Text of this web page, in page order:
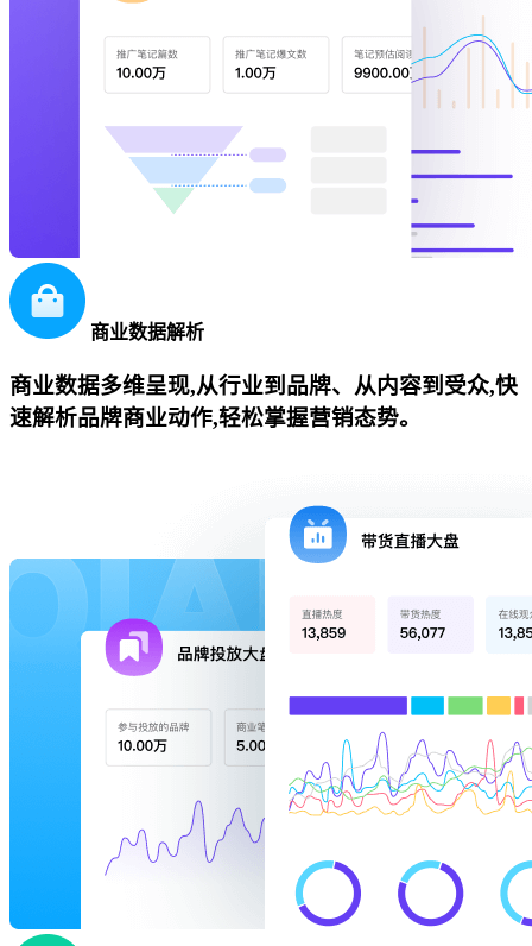
商业数据解析
商业数据多维呈现,从行业到品牌、从内容到受众,快
速解析品牌商业动作,轻松掌握营销态势。